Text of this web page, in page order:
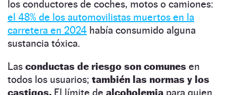
los conductores de coches, motos o camiones:
el 48% de los automovilistas muertos en la
carretera en 2024 había consumido alguna
sustancia tóxica.
Las conductas de riesgo son comunes en
todos los usuarios; también las normas y los
castigos. El límite de alcoholemia para quien